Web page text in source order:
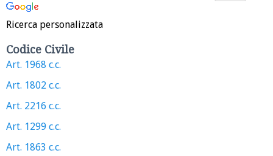
Ricerca personalizzata
Codice Civile
Art. 1968 c.c.
Art. 1802 c.c.
Art. 2216 c.c.
Art. 1299 c.c.
Art. 1863 c.c.